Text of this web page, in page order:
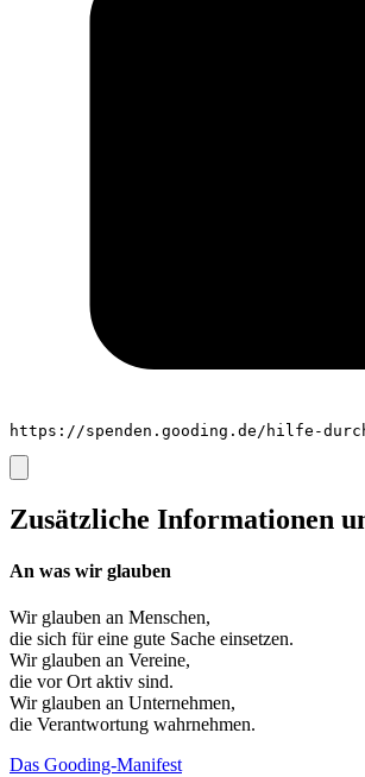
https://spenden.gooding.de/hilfe-
Zusätzliche Informationen
An was wir glauben
Wir glauben an Menschen,
die sich für eine gute Sache einsetzen.
Wir glauben an Vereine,
die vor Ort aktiv sind.
Wir glauben an Unternehmen,
die Verantwortung wahrnehmen.
Das Gooding-Manifest